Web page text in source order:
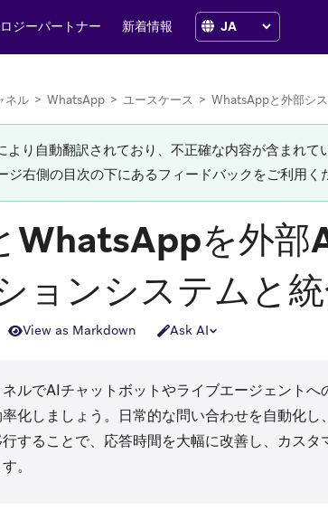
ジーパートナー 新着情報
ネル > WhatsApp > ユースケース > WhatsAppと外部シ
より自動翻訳されており、不正確な内容が含まれ
ジ右側の目次の下にあるフィードバックをご利用く
WhatsAppを外部
ョンシステムと
View as Markdown Ask AI
ルでAIチャットボットやライブエージェントへ
化しましょう。日常的な問い合わせを自動化
することで、応答時間を大幅に改善し、カス
。